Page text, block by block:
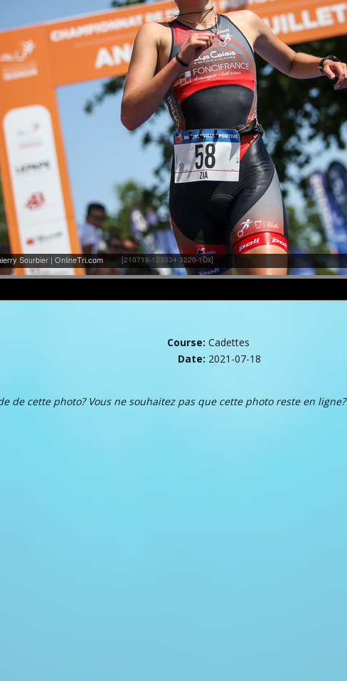
Course: Cadettes
Date: 2021-07-18
de cette photo? Vous ne souhaitez pas que cette photo reste en ligne?